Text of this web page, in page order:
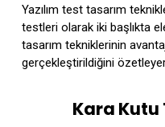
Yazılım test tasarım
testleri olarak iki başlıkta
tasarım tekniklerinin
gerçekleştirildiğini
Kara Kutu